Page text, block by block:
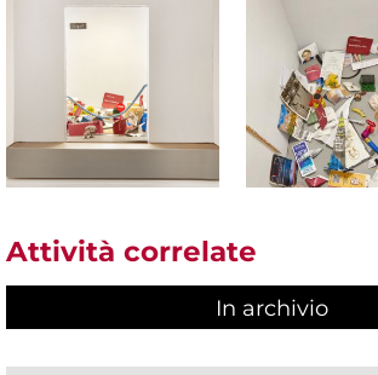
Attività correlate
In archivio